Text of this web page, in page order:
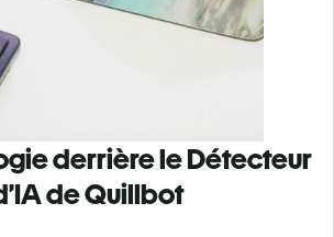
derrière le Détecteur
de Quillbot